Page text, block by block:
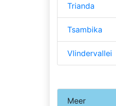
Trianda
Tsambika
Vlindervallei
Meer